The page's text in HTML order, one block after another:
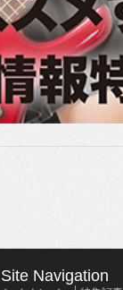
Site Navigation